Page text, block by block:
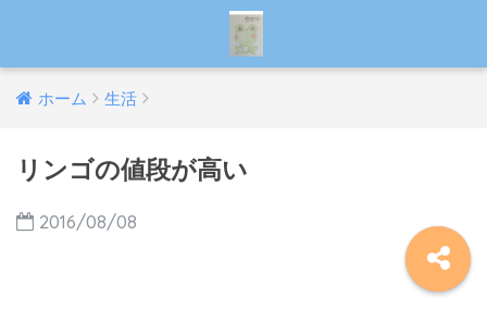
ホーム 生活
リンゴの値段が高い
2016/08/08